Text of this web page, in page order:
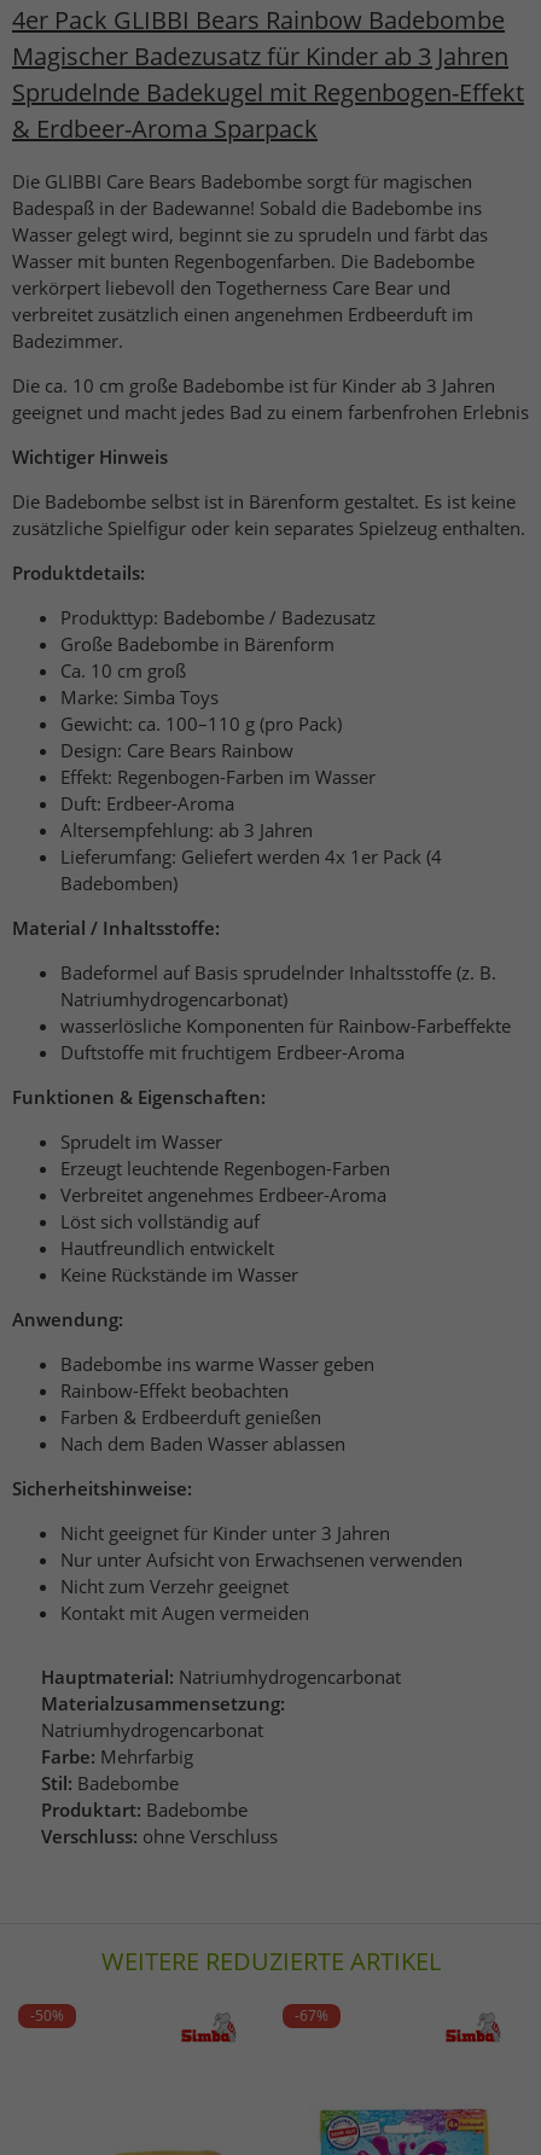
4er Pack GLIBBI Bears Rainbow Badebombe
Magischer Badezusatz für Kinder ab 3 Jahren
Sprudelnde Badekugel mit Regenbogen-Effekt
& Erdbeer-Aroma Sparpack
Die GLIBBI Care Bears Badebombe sorgt für magischen
Badespaß in der Badewanne! Sobald die Badebombe ins
Wasser gelegt wird, beginnt sie zu sprudeln und färbt das
Wasser mit bunten Regenbogenfarben. Die Badebombe
verkörpert liebevoll den Togetherness Care Bear und
verbreitet zusätzlich einen angenehmen Erdbeerduft im
Badezimmer.
Die ca. 10 cm große Badebombe ist für Kinder ab 3 Jahren
geeignet und macht jedes Bad zu einem farbenfrohen Erlebnis
Wichtiger Hinweis
Die Badebombe selbst ist in Bärenform gestaltet. Es ist keine
zusätzliche Spielfigur oder kein separates Spielzeug enthalten.
Produktdetails:
Produkttyp: Badebombe / Badezusatz
Große Badebombe in Bärenform
Ca. 10 cm groß
Marke: Simba Toys
Gewicht: ca. 100–110 g (pro Pack)
Design: Care Bears Rainbow
Effekt: Regenbogen-Farben im Wasser
Duft: Erdbeer-Aroma
Altersempfehlung: ab 3 Jahren
Lieferumfang: Geliefert werden 4x 1er Pack (4
Badebomben)
Material / Inhaltsstoffe:
Badeformel auf Basis sprudelnder Inhaltsstoffe (z. B.
Natriumhydrogencarbonat)
wasserlösliche Komponenten für Rainbow-Farbeffekte
Duftstoffe mit fruchtigem Erdbeer-Aroma
Funktionen & Eigenschaften:
Sprudelt im Wasser
Erzeugt leuchtende Regenbogen-Farben
Verbreitet angenehmes Erdbeer-Aroma
Löst sich vollständig auf
Hautfreundlich entwickelt
Keine Rückstände im Wasser
Anwendung:
Badebombe ins warme Wasser geben
Rainbow-Effekt beobachten
Farben & Erdbeerduft genießen
Nach dem Baden Wasser ablassen
Sicherheitshinweise:
Nicht geeignet für Kinder unter 3 Jahren
Nur unter Aufsicht von Erwachsenen verwenden
Nicht zum Verzehr geeignet
Kontakt mit Augen vermeiden
Hauptmaterial: Natriumhydrogencarbonat
Materialzusammensetzung:
Natriumhydrogencarbonat
Farbe: Mehrfarbig
Stil: Badebombe
Produktart: Badebombe
Verschluss: ohne Verschluss
WEITERE REDUZIERTE ARTIKEL
-50% -67%